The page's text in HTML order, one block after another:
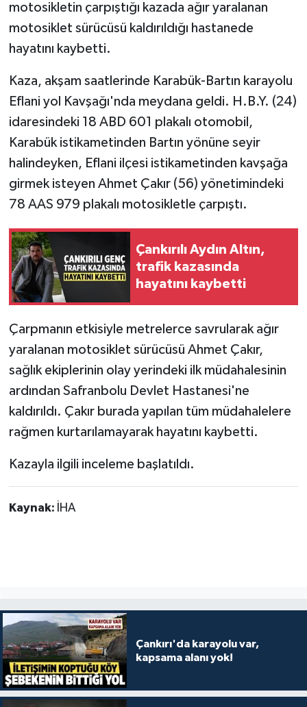
motosikletin çarpıştığı kazada ağır yaralanan
motosiklet sürücüsü kaldırıldığı hastanede
hayatını kaybetti.
Kaza, akşam saatlerinde Karabük-Bartın karayolu
Eflani yol Kavşağı'nda meydana geldi. H.B.Y. (24)
idaresindeki 18 ABD 601 plakalı otomobil,
Karabük istikametinden Bartın yönüne seyir
halindeyken, Eflani ilçesi istikametinden kavşağa
girmek isteyen Ahmet Çakır (56) yönetimindeki
78 AAS 979 plakalı motosikletle çarpıştı.
Çankırılı Aydın Altın,
trafik kazasında
hayatını kaybetti
Çarpmanın etkisiyle metrelerce savrularak ağır
yaralanan motosiklet sürücüsü Ahmet Çakır,
sağlık ekiplerinin olay yerindeki ilk müdahalesinin
ardından Safranbolu Devlet Hastanesi'ne
kaldırıldı. Çakır burada yapılan tüm müdahalelere
rağmen kurtarılamayarak hayatını kaybetti.
Kazayla ilgili inceleme başlatıldı.
Kaynak: İHA
Çankırı'da karayolu var,
kapsama alanı yok!
BİLİM&TEKNOLOJİ
BÖLGE
TÜRKİYE
DÜNYA